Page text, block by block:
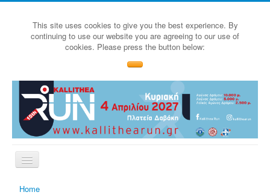
This site uses cookies to give you the best experience. By
continuing to use our website you are agreeing to our use of
cookies. Please press the button below:
Home